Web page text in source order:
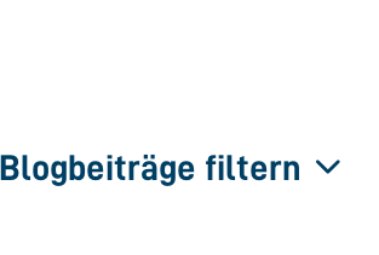
Blogbeiträge filtern